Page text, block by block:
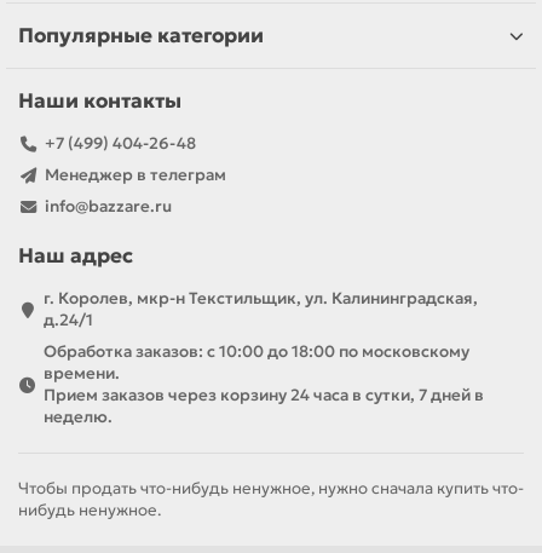
Популярные категории
Наши контакты
+7 (499) 404-26-48
Менеджер в телеграм
info@bazzare.ru
Наш адрес
г. Королев, мкр-н Текстильщик, ул. Калининградская,
д.24/1
Обработка заказов: с 10:00 до 18:00 по московскому
времени.
Прием заказов через корзину 24 часа в сутки, 7 дней в
неделю.
Чтобы продать что-нибудь ненужное, нужно сначала купить что-
нибудь ненужное.